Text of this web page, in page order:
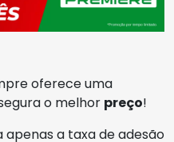
oferece uma
o melhor preço!
apenas a taxa de adesão